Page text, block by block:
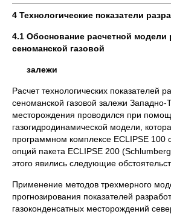
4 Технологические показатели
4.1 Обоснование расчетной модели
сеноманской газовой
залежи
Расчет технологических показателей
сеноманской газовой залежи Западно-
месторождения проводился при
газогидродинамической модели,
программном комплексе ECLIPSE 100
опций пакета ECLIPSE 200
этого явились следующие
Применение методов трехмерного
прогнозирования показателей
газоконденсатных месторождений